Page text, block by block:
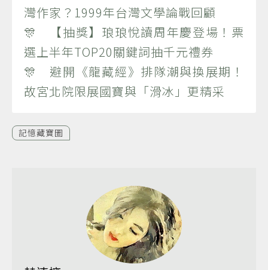
灣作家？1999年台灣文學論戰回顧
🎊 【抽獎】琅琅悅讀周年慶登場！票
選上半年TOP20關鍵詞抽千元禮券
🎊 避開《龍藏經》排隊潮與換展期！
故宮北院限展國寶與「滑冰」更精采
記憶藏寶圖